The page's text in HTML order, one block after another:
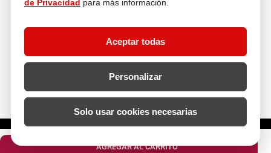
de Privacidad para más información.
Aceptar todas
Personalizar
Solo usar cookies necesarias
AGREGAR AL CARRITO
Copyright 2024 - Todos los derechos reservados